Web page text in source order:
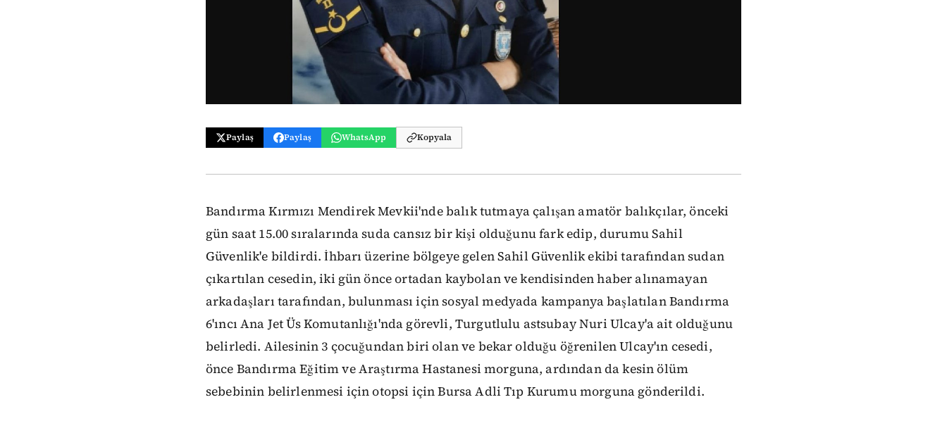
Paylaş Paylaş WhatsApp Kopyala
Bandırma Kırmızı Mendirek Mevkii'nde balık tutmaya çalışan amatör balıkçılar, önceki
gün saat 15.00 sıralarında suda cansız bir kişi olduğunu fark edip, durumu Sahil
Güvenlik'e bildirdi. İhbarı üzerine bölgeye gelen Sahil Güvenlik ekibi tarafından sudan
çıkartılan cesedin, iki gün önce ortadan kaybolan ve kendisinden haber alınamayan
arkadaşları tarafından, bulunması için sosyal medyada kampanya başlatılan Bandırma
6'ıncı Ana Jet Üs Komutanlığı'nda görevli, Turgutlulu astsubay Nuri Ulcay'a ait olduğunu
belirledi. Ailesinin 3 çocuğundan biri olan ve bekar olduğu öğrenilen Ulcay'ın cesedi,
önce Bandırma Eğitim ve Araştırma Hastanesi morguna, ardından da kesin ölüm
sebebinin belirlenmesi için otopsi için Bursa Adli Tıp Kurumu morguna gönderildi.